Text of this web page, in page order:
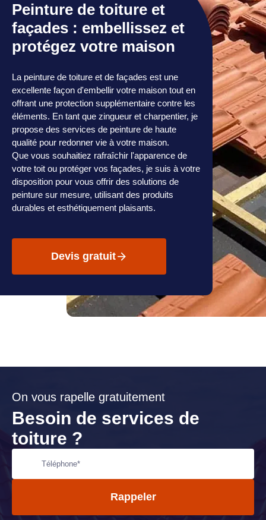
Peinture de toiture et
façades : embellissez et
protégez votre maison
La peinture de toiture et de façades est une
excellente façon d'embellir votre maison tout en
offrant une protection supplémentaire contre les
éléments. En tant que zingueur et charpentier, je
propose des services de peinture de haute
qualité pour redonner vie à votre maison.
Que vous souhaitiez rafraîchir l'apparence de
votre toit ou protéger vos façades, je suis à votre
disposition pour vous offrir des solutions de
peinture sur mesure, utilisant des produits
durables et esthétiquement plaisants.
Devis gratuit
On vous rapelle gratuitement
Besoin de services de
toiture ?